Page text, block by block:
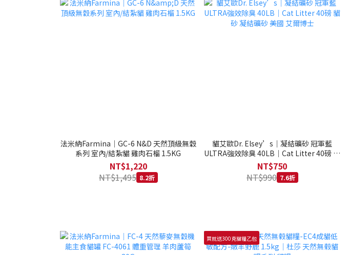
法米納Farmina｜GC-6 N&D 天然頂級無穀
系列 室內/結紮貓 雞肉石榴 1.5KG
NT$1,220
NT$1,495 8.2折
貓艾歐Dr. Elsey’s｜凝結礦砂 冠軍藍
ULTRA強效除臭 40LB｜Cat Litter 40磅 貓
砂 凝結礦砂 美國 艾爾博士
NT$750
NT$990 7.6折
買就送300克貓糧乙包